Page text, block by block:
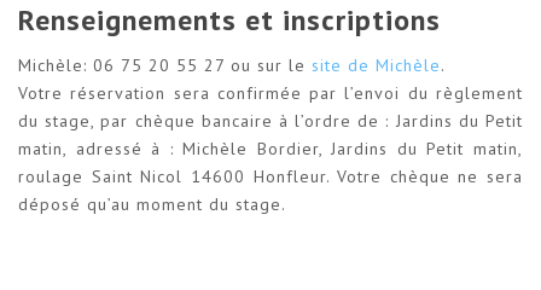
Renseignements et inscriptions
Michèle: 06 75 20 55 27 ou sur le site de Michèle.
Votre réservation sera confirmée par l’envoi du règlement
du stage, par chèque bancaire à l’ordre de : Jardins du Petit
matin, adressé à : Michèle Bordier, Jardins du Petit matin,
roulage Saint Nicol 14600 Honfleur. Votre chèque ne sera
déposé qu’au moment du stage.